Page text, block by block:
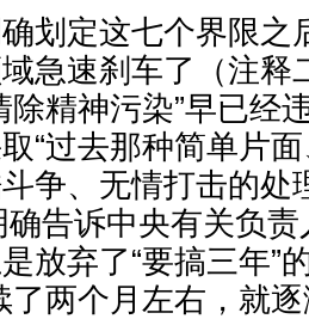
定这七个界限之
急速刹车了（注释
除精神污染”早已经
“过去那种简单片
争、无情打击的处
告诉中央有关负
放弃了“要搞三年”
了两个月左右，就